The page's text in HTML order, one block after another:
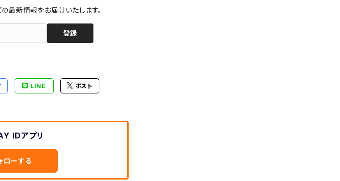
最新情報をお届けいたします。
登録
LINE ポスト
IDアプリ
ローする